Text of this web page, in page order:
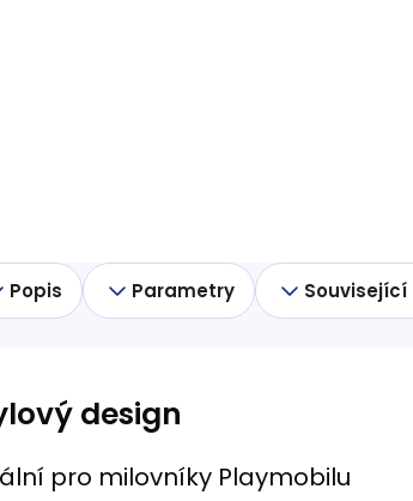
Popis Parametry
design
pro milovníky Playmobilu